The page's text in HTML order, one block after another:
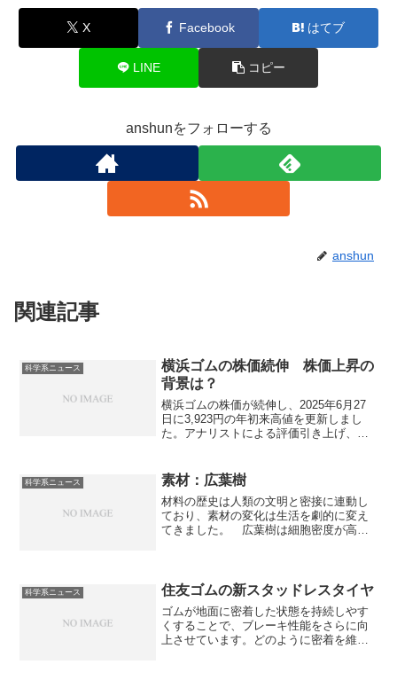
X Facebook はてブ
LINE コピー
anshunをフォローする
anshun
関連記事
科学系ニュース
横浜ゴムの株価続伸 株価上昇の
背景は？
横浜ゴムの株価が続伸し、2025年6月27
日に3,923円の年初来高値を更新しまし
た。アナリストによる評価引き上げ、高
て、株価が上昇しています。業績好調の
背景などを知ることができます。
科学系ニュース 素材：広葉樹
材料の歴史は人類の文明と密接に連動し
ており、素材の変化は生活を劇的に変え
てきました。 広葉樹は細胞密度が高
ォールナットの特徴は何か知ることがで
きます。
科学系ニュース 住友ゴムの新スタッドレスタイヤ
ゴムが地面に密着した状態を持続しやす
くすることで、ブレーキ性能をさらに向
上させています。どのように密着を維持